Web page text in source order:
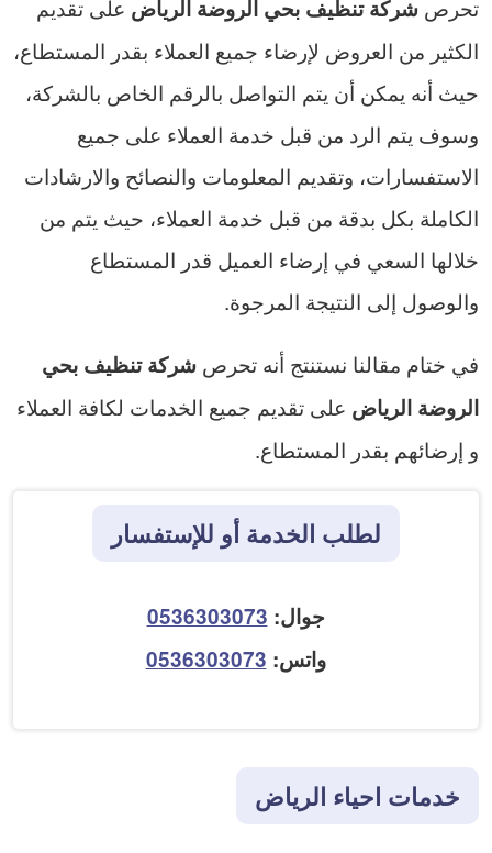
تحرص شركة تنظيف بحي الروضة الرياض على تقديم
الكثير من العروض لإرضاء جميع العملاء بقدر المستطاع،
حيث أنه يمكن أن يتم التواصل بالرقم الخاص بالشركة،
وسوف يتم الرد من قبل خدمة العملاء على جميع
الاستفسارات، وتقديم المعلومات والنصائح والارشادات
الكاملة بكل بدقة من قبل خدمة العملاء، حيث يتم من
خلالها السعي في إرضاء العميل قدر المستطاع
والوصول إلى النتيجة المرجوة.
في ختام مقالنا نستنتج أنه تحرص شركة تنظيف بحي
الروضة الرياض على تقديم جميع الخدمات لكافة العملاء
و إرضائهم بقدر المستطاع.
لطلب الخدمة أو للإستفسار
جوال: 0536303073
واتس: 0536303073
خدمات احياء الرياض